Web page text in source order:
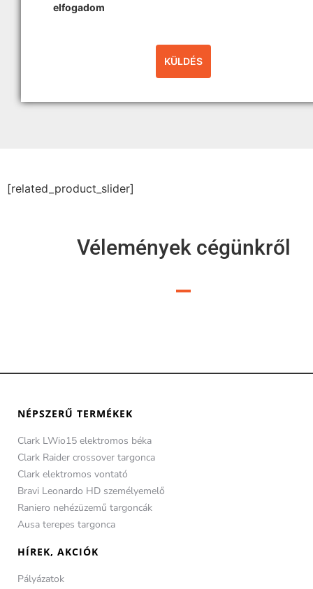
elfogadom
[related_product_slider]
Vélemények cégünkről
NÉPSZERŰ TERMÉKEK
Clark LWio15 elektromos béka
Clark Raider crossover targonca
Clark elektromos vontató
Bravi Leonardo HD személyemelő
Raniero nehézüzemű targoncák
Ausa terepes targonca
HÍREK, AKCIÓK
Pályázatok